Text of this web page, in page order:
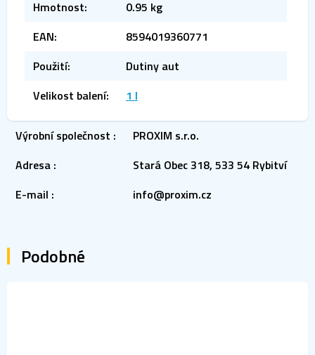
Hmotnost:
0.95 kg
EAN:
8594019360771
Použití:
Dutiny aut
Velikost balení: 1 l
Podobné
Výrobní společnost :
PROXIM s.r.o.
Adresa :
Stará Obec 318, 533 54 Rybitví
E-mail : info@proxim.cz